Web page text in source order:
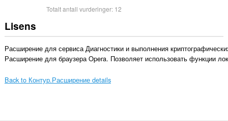
Totalt antall vurderinger: 12
Lisens
Расширение для сервиса Диагностики и выполнения
Расширение для браузера Opera. Позволяет использовать функции
Back to Контур.Расширение details